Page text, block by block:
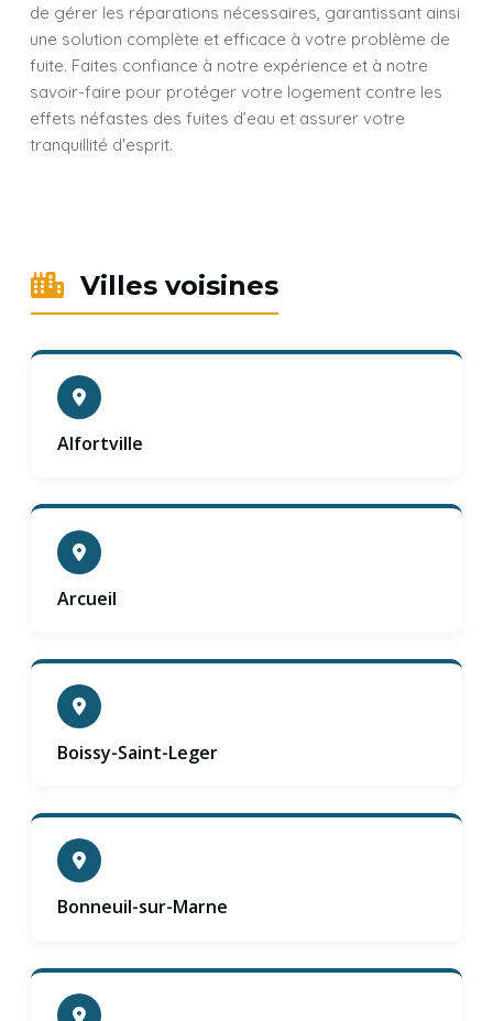
de gérer les réparations nécessaires, garantissant ainsi
une solution complète et efficace à votre problème de
fuite. Faites confiance à notre expérience et à notre
savoir-faire pour protéger votre logement contre les
effets néfastes des fuites d’eau et assurer votre
tranquillité d'esprit.
Villes voisines
Alfortville
Arcueil
Boissy-Saint-Leger
Bonneuil-sur-Marne